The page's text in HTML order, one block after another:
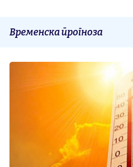
Временска прогноза